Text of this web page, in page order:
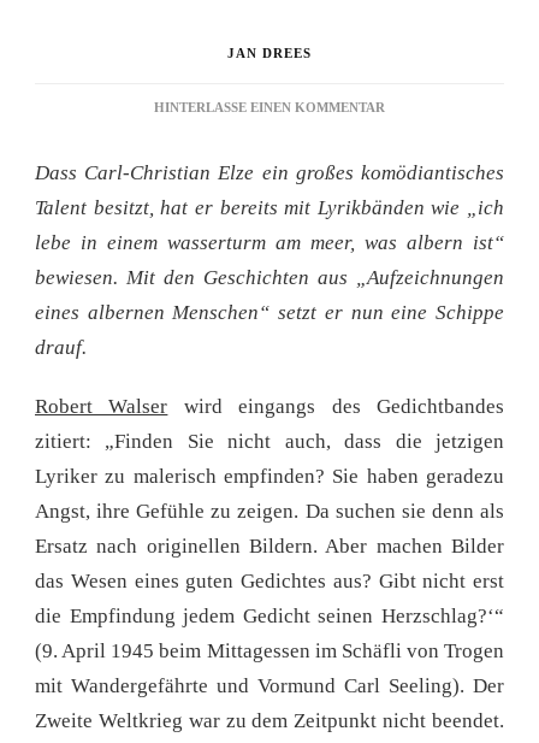
JAN DREES
HINTERLASSE EINEN KOMMENTAR
AUS
ABSURDISTAN
Dass Carl-Christian Elze ein großes komödiantisches
Talent besitzt, hat er bereits mit Lyrikbänden wie „ich
lebe in einem wasserturm am meer, was albern ist“
bewiesen. Mit den Geschichten aus „Aufzeichnungen
eines albernen Menschen“ setzt er nun eine Schippe
drauf.
Robert Walser wird eingangs des Gedichtbandes
zitiert: „Finden Sie nicht auch, dass die jetzigen
Lyriker zu malerisch empfinden? Sie haben geradezu
Angst, ihre Gefühle zu zeigen. Da suchen sie denn als
Ersatz nach originellen Bildern. Aber machen Bilder
das Wesen eines guten Gedichtes aus? Gibt nicht erst
die Empfindung jedem Gedicht seinen Herzschlag?‘“
(9. April 1945 beim Mittagessen im Schäfli von Trogen
mit Wandergefährte und Vormund Carl Seeling). Der
Zweite Weltkrieg war zu dem Zeitpunkt nicht beendet.